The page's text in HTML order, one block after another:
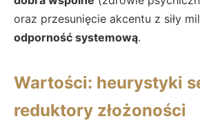
oraz przesunięcie akcentu z siły
odporność systemową.
Wartości: heurystyki
reduktory złożoności